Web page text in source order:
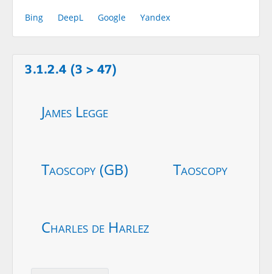
Bing DeepL Google Yandex
3.1.2.4 (3 > 47)
James Legge
Taoscopy (GB) Taoscopy
Charles de Harlez